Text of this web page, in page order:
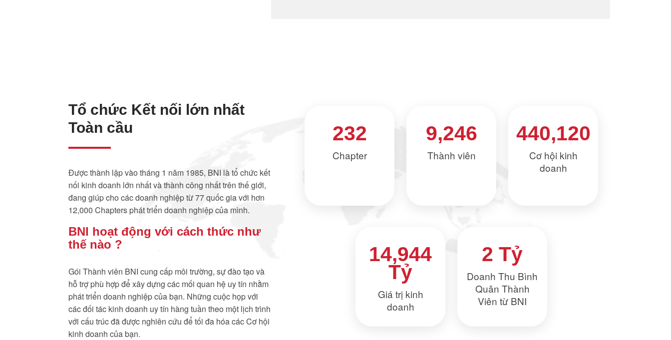
Tổ chức Kết nối lớn nhất
Toàn cầu
Được thành lập vào tháng 1 năm 1985, BNI là tổ chức kết
nối kinh doanh lớn nhất và thành công nhất trên thế giới,
đang giúp cho các doanh nghiệp từ 77 quốc gia với hơn
12,000 Chapters phát triển doanh nghiệp của mình.
BNI hoạt động với cách thức như
thế nào ?
Gói Thành viên BNI cung cấp môi trường, sự đào tạo và
hỗ trợ phù hợp để xây dựng các mối quan hệ uy tín nhằm
phát triển doanh nghiệp của bạn. Những cuộc họp với
các đối tác kinh doanh uy tín hàng tuần theo một lịch trình
với cấu trúc đã được nghiên cứu để tối đa hóa các Cơ hội
kinh doanh của bạn.
232
Chapter
9,246
Thành viên
440,120
Cơ hội kinh
doanh
14,944
Tỷ
Giá trị kinh
doanh
2 Tỷ
Doanh Thu Bình
Quân Thành
Viên từ BNI